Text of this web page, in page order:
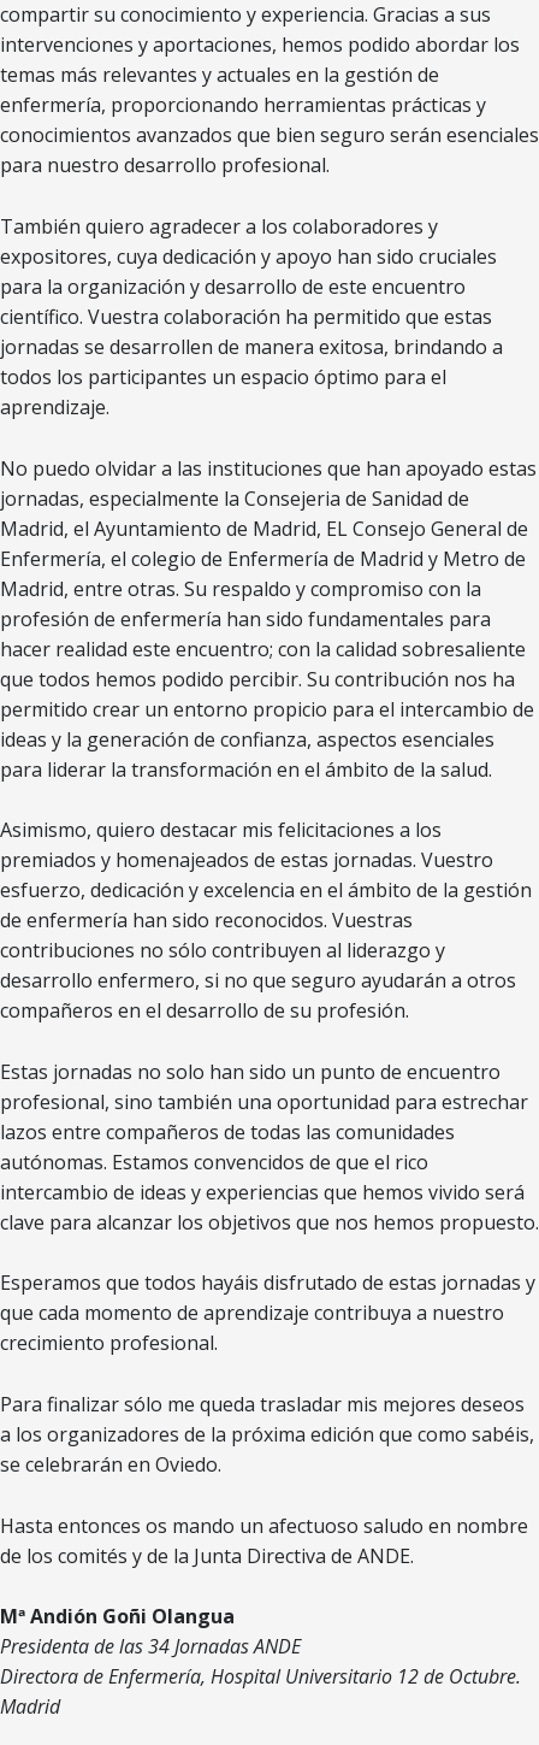
compartir su conocimiento y experiencia. Gracias a sus
intervenciones y aportaciones, hemos podido abordar los
temas más relevantes y actuales en la gestión de
enfermería, proporcionando herramientas prácticas y
conocimientos avanzados que bien seguro serán esenciales
para nuestro desarrollo profesional.
También quiero agradecer a los colaboradores y
expositores, cuya dedicación y apoyo han sido cruciales
para la organización y desarrollo de este encuentro
científico. Vuestra colaboración ha permitido que estas
jornadas se desarrollen de manera exitosa, brindando a
todos los participantes un espacio óptimo para el
aprendizaje.
No puedo olvidar a las instituciones que han apoyado estas
jornadas, especialmente la Consejeria de Sanidad de
Madrid, el Ayuntamiento de Madrid, EL Consejo General de
Enfermería, el colegio de Enfermería de Madrid y Metro de
Madrid, entre otras. Su respaldo y compromiso con la
profesión de enfermería han sido fundamentales para
hacer realidad este encuentro; con la calidad sobresaliente
que todos hemos podido percibir. Su contribución nos ha
permitido crear un entorno propicio para el intercambio de
ideas y la generación de confianza, aspectos esenciales
para liderar la transformación en el ámbito de la salud.
Asimismo, quiero destacar mis felicitaciones a los
premiados y homenajeados de estas jornadas. Vuestro
esfuerzo, dedicación y excelencia en el ámbito de la gestión
de enfermería han sido reconocidos. Vuestras
contribuciones no sólo contribuyen al liderazgo y
desarrollo enfermero, si no que seguro ayudarán a otros
compañeros en el desarrollo de su profesión.
Estas jornadas no solo han sido un punto de encuentro
profesional, sino también una oportunidad para estrechar
lazos entre compañeros de todas las comunidades
autónomas. Estamos convencidos de que el rico
intercambio de ideas y experiencias que hemos vivido será
clave para alcanzar los objetivos que nos hemos propuesto.
Esperamos que todos hayáis disfrutado de estas jornadas y
que cada momento de aprendizaje contribuya a nuestro
crecimiento profesional.
Para finalizar sólo me queda trasladar mis mejores deseos
a los organizadores de la próxima edición que como sabéis,
se celebrarán en Oviedo.
Hasta entonces os mando un afectuoso saludo en nombre
de los comités y de la Junta Directiva de ANDE.
Mª Andión Goñi Olangua
Presidenta de las 34 Jornadas ANDE
Directora de Enfermería, Hospital Universitario 12 de Octubre.
Madrid